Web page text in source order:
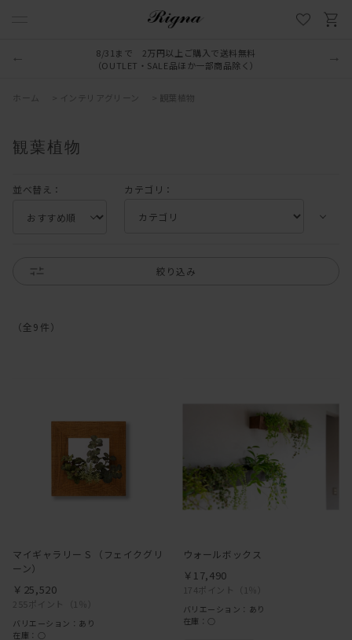
8/31まで 2万円以上ご購入で送料無料
（OUTLET・SALE品ほか一部商品除く）
ホーム インテリアグリーン 観葉植物
観葉植物
並べ替え： カテゴリ：
絞り込み
（全9 件）
マイギャラリー S （フェイクグリ
ーン）
255ポイント （1％）
￥25,520
バリエーション：あり
在庫：○
ウォールボックス
174ポイント （1％）
￥17,490
バリエーション：あり
在庫：○